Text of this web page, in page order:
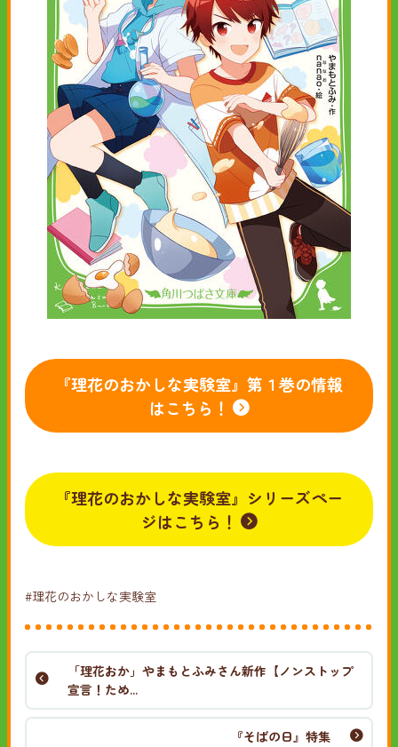
『理花のおかしな実験室』第１巻の情報
はこちら！
『理花のおかしな実験室』シリーズペー
ジはこちら！
#理花のおかしな実験室
「理花おか」やまもとふみさん新作【ノンストップ
宣言！ため...
『そばの日』特集